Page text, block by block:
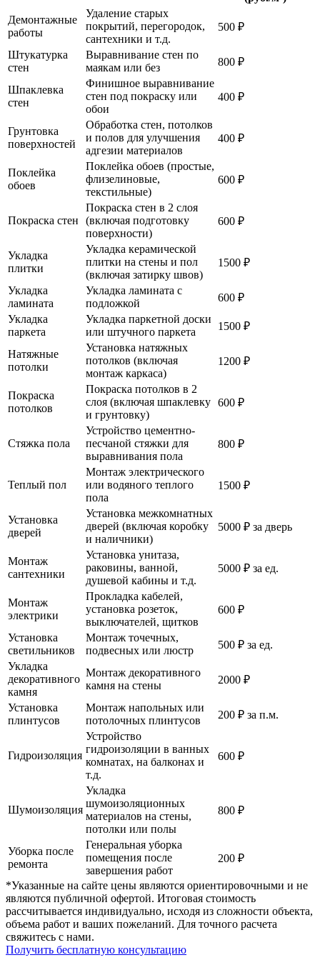
Демонтажные
работы
Удаление старых
покрытий, перегородок,
сантехники и т.д.
500 ₽
Штукатурка
стен
Выравнивание стен по
маякам или без
800 ₽
Шпаклевка
стен
Финишное выравнивание
стен под покраску или
обои
400 ₽
Грунтовка
поверхностей
Обработка стен, потолков
и полов для улучшения
адгезии материалов
400 ₽
Поклейка
обоев
Поклейка обоев (простые,
флизелиновые,
текстильные)
600 ₽
Покраска стен
Покраска стен в 2 слоя
(включая подготовку
поверхности)
600 ₽
Укладка
плитки
Укладка керамической
плитки на стены и пол
(включая затирку швов)
1500 ₽
Укладка
ламината
Укладка ламината с
подложкой
600 ₽
Укладка
паркета
Укладка паркетной доски
или штучного паркета
1500 ₽
Натяжные
потолки
Установка натяжных
потолков (включая
монтаж каркаса)
1200 ₽
Покраска
потолков
Покраска потолков в 2
слоя (включая шпаклевку
и грунтовку)
600 ₽
Стяжка пола
Устройство цементно-
песчаной стяжки для
выравнивания пола
800 ₽
Теплый пол
Монтаж электрического
или водяного теплого
пола
1500 ₽
Установка
дверей
Установка межкомнатных
дверей (включая коробку
и наличники)
5000 ₽ за дверь
Монтаж
сантехники
Установка унитаза,
раковины, ванной,
душевой кабины и т.д.
5000 ₽ за ед.
Монтаж
электрики
Прокладка кабелей,
установка розеток,
выключателей, щитков
600 ₽
Установка
светильников
Монтаж точечных,
подвесных или люстр
500 ₽ за ед.
Укладка
декоративного
камня
Монтаж декоративного
камня на стены
2000 ₽
Установка
плинтусов
Монтаж напольных или
потолочных плинтусов
200 ₽ за п.м.
Гидроизоляция
Устройство
гидроизоляции в ванных
комнатах, на балконах и
т.д.
600 ₽
Шумоизоляция
Укладка
шумоизоляционных
материалов на стены,
потолки или полы
800 ₽
Уборка после
ремонта
Генеральная уборка
помещения после
завершения работ
200 ₽
*Указанные на сайте цены являются ориентировочными и не
являются публичной офертой. Итоговая стоимость
рассчитывается индивидуально, исходя из сложности объекта,
объема работ и ваших пожеланий. Для точного расчета
свяжитесь с нами.
Получить бесплатную консультацию